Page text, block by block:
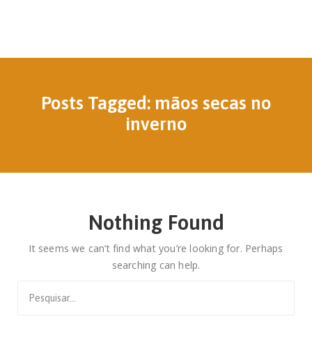
Posts Tagged: mãos secas no
inverno
Nothing Found
It seems we can’t find what you’re looking for. Perhaps
searching can help.
for: